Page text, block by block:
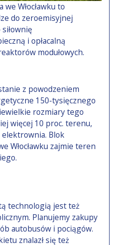
Włocławku to
do zeroemisyjnej
i opłacalną
modułowych.
z powodzeniem
150-tysięcznego
rozmiary tego
więcej 10 proc. terenu,
Blok
Włocławku zajmie teren
technologią jest też
Planujemy zakupy
autobusów i pociągów.
znalazł się też